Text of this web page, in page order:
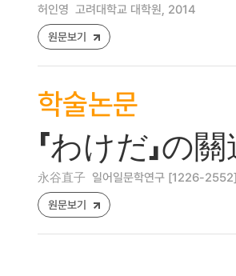
허인영 고려대학교 대학원, 2014
원문보기
학술논문
「わけだ」
永谷直子 일어일문학연구 [1226-
원문보기